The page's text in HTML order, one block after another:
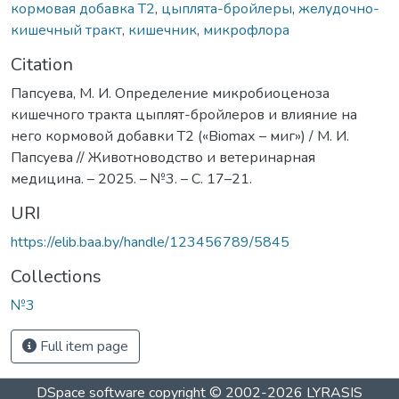
кормовая добавка Т2, цыплята-бройлеры, желудочно-
кишечный тракт, кишечник, микрофлора
Citation
Папсуева, М. И. Определение микробиоценоза
кишечного тракта цыплят-бройлеров и влияние на
него кормовой добавки Т2 («Biomaх – миг») / М. И.
Папсуева // Животноводство и ветеринарная
медицина. – 2025. – №3. – С. 17–21.
URI
https://elib.baa.by/handle/123456789/5845
Collections
№3
Full item page
DSpace software copyright © 2002-2026 LYRASIS